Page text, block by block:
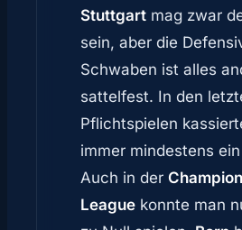
Stuttgart mag zwar
sein, aber die
Schwaben ist alles
sattelfest. In den
Pflichtspielen
immer mindestens
Auch in der
League konnte man